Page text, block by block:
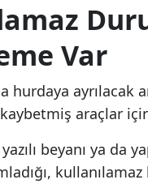
Var
hurdaya
araçlar
beyanı ya da